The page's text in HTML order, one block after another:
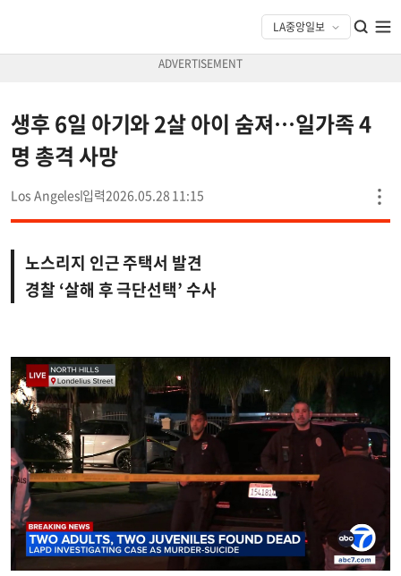
생후 6일 아기와 2살 아이 숨져…일가족 4
명 총격 사망
Los Angeles 2026.05.28 11:15
노스리지 인근 주택서 발견
경찰 ‘살해 후 극단선택’ 수사